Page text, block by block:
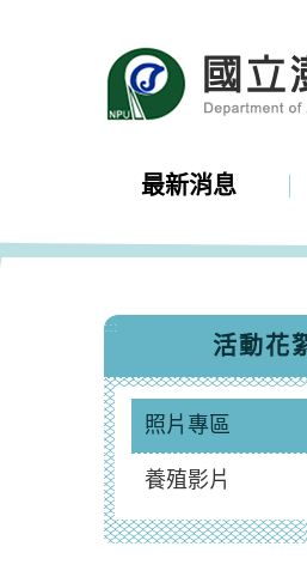
最新消息
:::
活動花
照片專區
養殖影片